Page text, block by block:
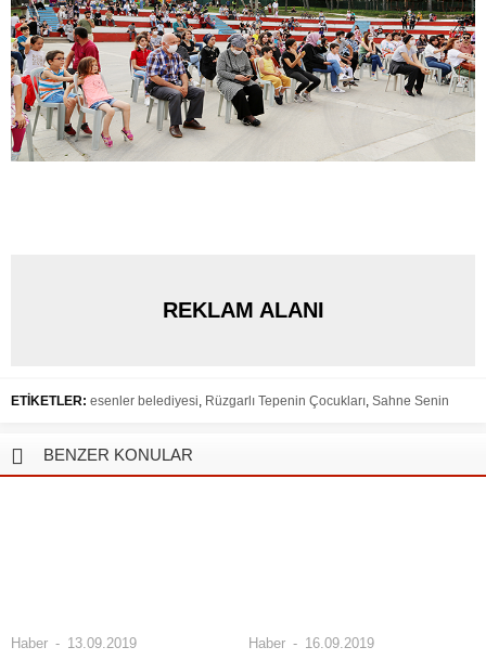
REKLAM ALANI
ETİKETLER: esenler belediyesi Rüzgarlı Tepenin Çocukları Sahne Senin
BENZER KONULAR
Haber 13.09.2019 Haber 16.09.2019